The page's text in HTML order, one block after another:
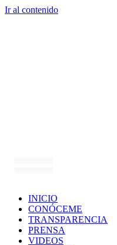
Ir al contenido
INICIO
CONÓCEME
TRANSPARENCIA
PRENSA
VIDEOS